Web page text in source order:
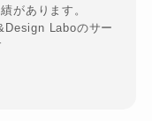
があります。
Laboのサー